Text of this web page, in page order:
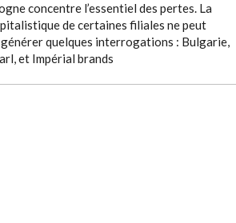
concentre l’essentiel des pertes. La
de certaines filiales ne peut
générer quelques interrogations : Bulgarie,
et Impérial brands